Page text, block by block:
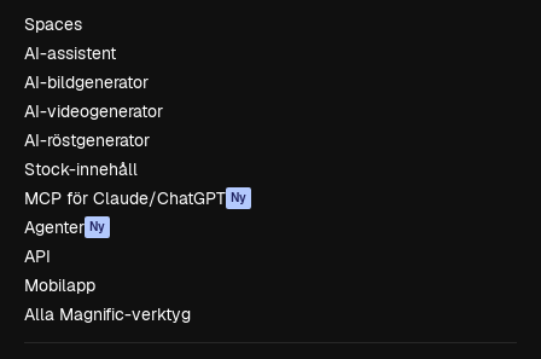
Spaces
AI-assistent
AI-bildgenerator
AI-videogenerator
AI-röstgenerator
Stock-innehåll
MCP för Claude/ChatGPT Ny
Agenter Ny
API
Mobilapp
Alla Magnific-verktyg